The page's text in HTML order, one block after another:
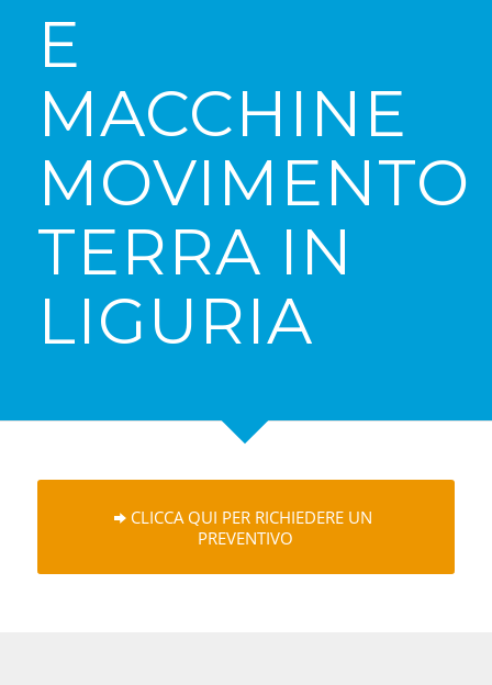
E
MACCHINE
MOVIMENTO
TERRA IN
LIGURIA
CLICCA QUI PER RICHIEDERE UN
PREVENTIVO